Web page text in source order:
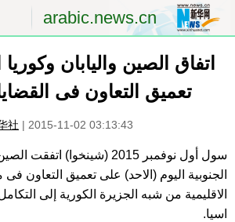
arabic.news.cn
الصفحة الأولى
العالم
الثقافة والتعليم
اتفاق الصين واليابان
تعميق التعاون فى القضايا
社 | 2015-11-02 03:13:43
سول أول نوفمبر 2015 (شينخوا)
الجنوبية اليوم (الاحد) على تعميق التعاون
الاقليمية من شبه الجزيرة الكورية إلى
اسيا.